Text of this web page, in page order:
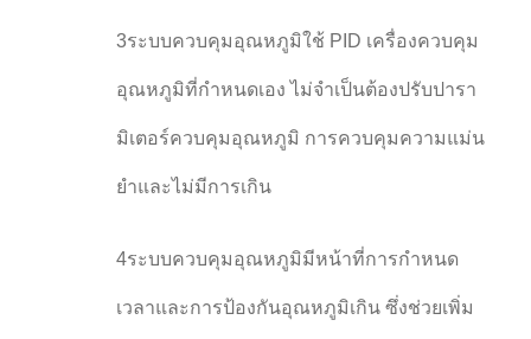
3ระบบควบคุมอุณหภูมิใช้ PID เครื่องควบคุม
อุณหภูมิที่กําหนดเอง ไม่จําเป็นต้องปรับปารา
มิเตอร์ควบคุมอุณหภูมิ การควบคุมความแม่น
ยําและไม่มีการเกิน
4ระบบควบคุมอุณหภูมิมีหน้าที่การกําหนด
เวลาและการป้องกันอุณหภูมิเกิน ซึ่งช่วยเพิ่ม